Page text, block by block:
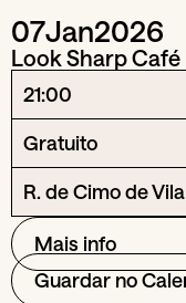
07Jan2026
Look Sharp Café
21:00
Gratuito
R. de Cimo de
Mais info
Guardar no